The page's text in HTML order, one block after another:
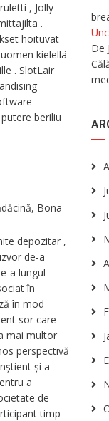
, Jolly
.
hoituvat
kielellä
. SlotLair
beriliu
Bona
depozitar ,
de-a
a lungul
în
în mod
sor care
mai multor
perspectivă
și a
a
de
timp
De